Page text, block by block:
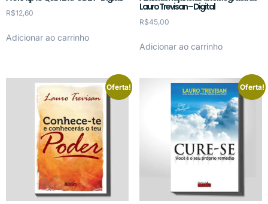
R$12,60
Adicionar ao carrinho
Lauro Trevisan – Digital
R$45,00
Adicionar ao carrinho
Oferta! Oferta!